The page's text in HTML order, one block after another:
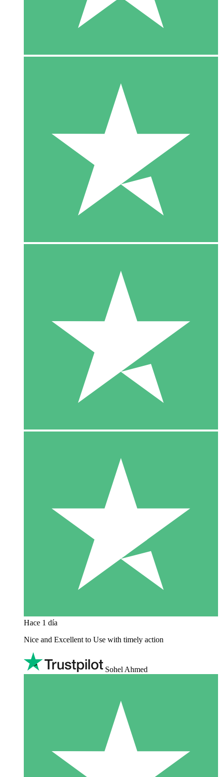
Hace 1 día
Nice and Excellent to Use with timely action
Sohel Ahmed